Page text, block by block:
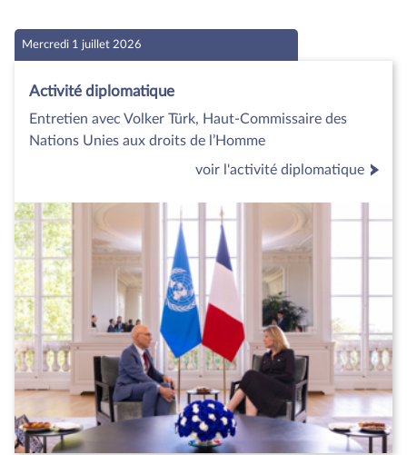
Mercredi 1 juillet 2026
Activité diplomatique
Entretien avec Volker Türk, Haut-Commissaire des
Nations Unies aux droits de l’Homme
voir l'activité diplomatique